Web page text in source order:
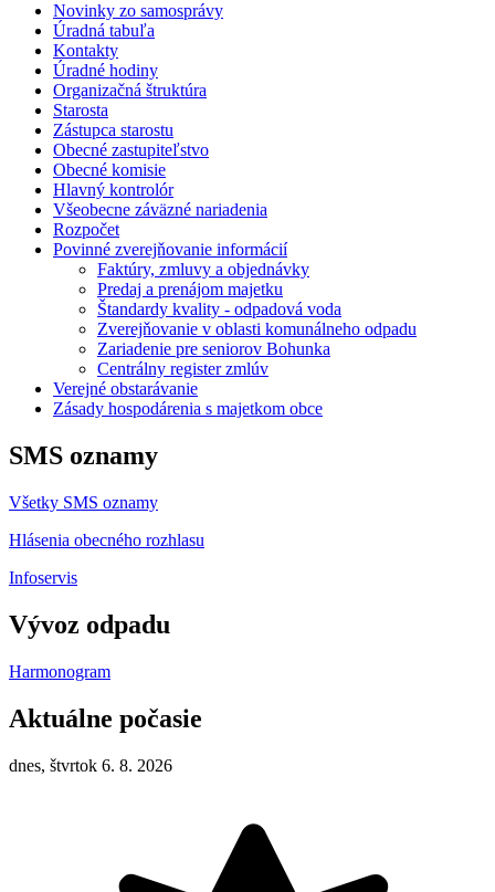
Novinky zo samosprávy
Úradná tabuľa
Kontakty
Úradné hodiny
Organizačná štruktúra
Starosta
Zástupca starostu
Obecné zastupiteľstvo
Obecné komisie
Hlavný kontrolór
Všeobecne záväzné nariadenia
Rozpočet
Povinné zverejňovanie informácií
Faktúry, zmluvy a objednávky
Predaj a prenájom majetku
Štandardy kvality - odpadová voda
Zverejňovanie v oblasti komunálneho odpadu
Zariadenie pre seniorov Bohunka
Centrálny register zmlúv
Verejné obstarávanie
Zásady hospodárenia s majetkom obce
SMS oznamy
Všetky SMS oznamy
Hlásenia obecného rozhlasu
Infoservis
Vývoz odpadu
Harmonogram
Aktuálne počasie
dnes, štvrtok 6. 8. 2026